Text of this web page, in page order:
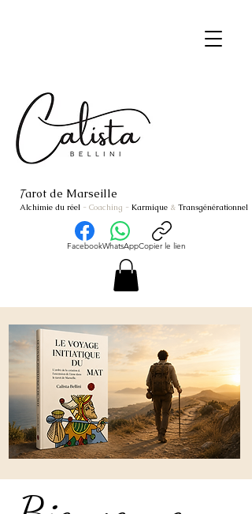
Tarot de Marseille
Alchimie du réel - Coaching - Karmique & Transgénérationnel
FacebookWhatsAppCopier le lien